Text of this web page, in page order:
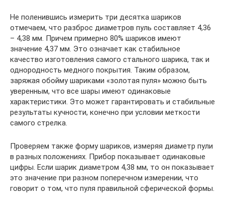
Не поленившись измерить три десятка шариков
отмечаем, что разброс диаметров пуль составляет 4,36
– 4,38 мм. Причем примерно 80% шариков имеют
значение 4,37 мм. Это означает как стабильное
качество изготовления самого стального шарика, так и
однородность медного покрытия. Таким образом,
заряжая обойму шариками «золотая пуля» можно быть
уверенным, что все шары имеют одинаковые
характеристики. Это может гарантировать и стабильные
результаты кучности, конечно при условии меткости
самого стрелка.
Проверяем также форму шариков, измеряя диаметр пули
в разных положениях. Прибор показывает одинаковые
цифры. Если шарик диаметром 4,38 мм, то он показывает
это значение при разном поперечном измерении, что
говорит о том, что пуля правильной сферической формы.